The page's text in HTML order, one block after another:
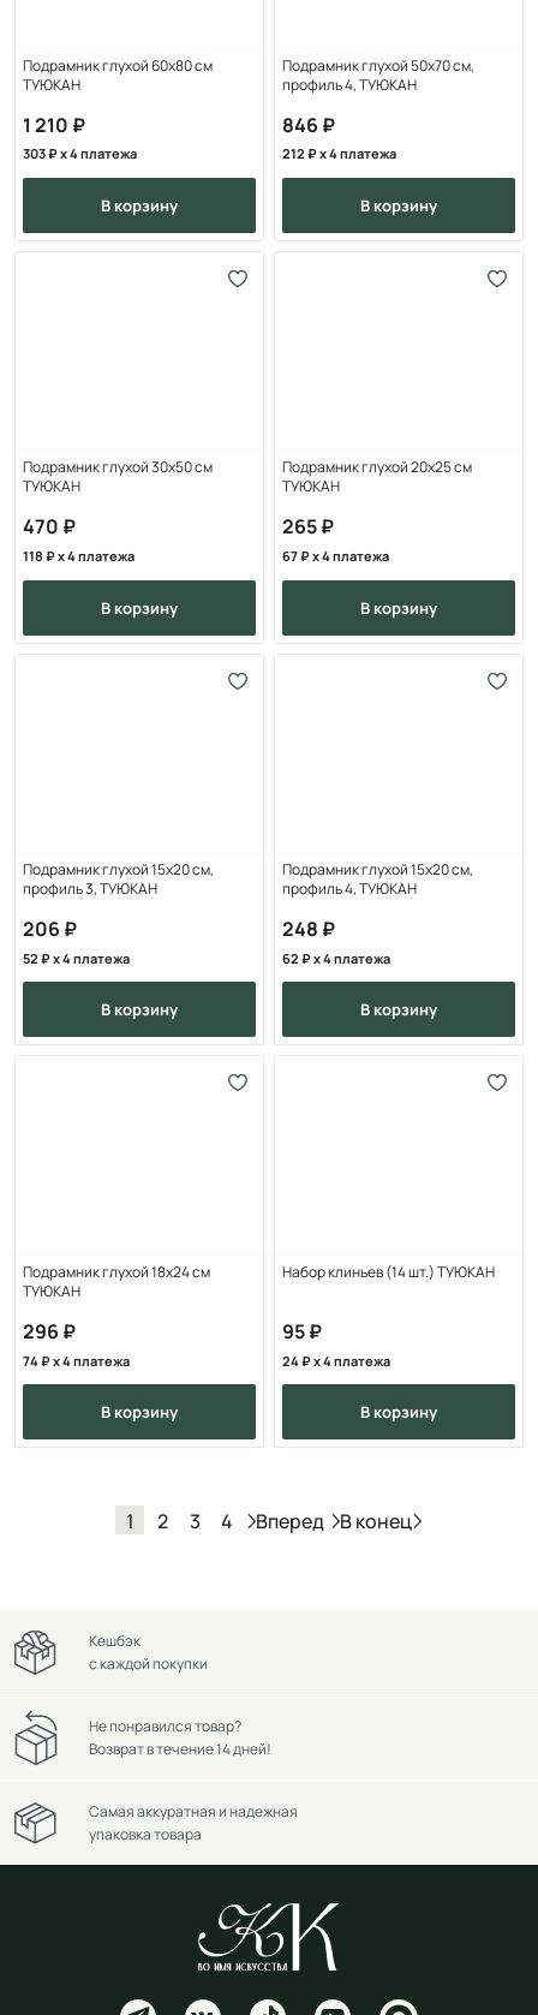
Подрамник глухой 60х80 см
ТУЮКАН
1 210
303 x 4 платежа
в корзину
Подрамник глухой 50x70 см,
профиль 4, ТУЮКАН
846
212 x 4 платежа
в корзину
Подрамник глухой 30х50 см
ТУЮКАН
470
118 x 4 платежа
в корзину
Подрамник глухой 20x25 см
ТУЮКАН
265
67 x 4 платежа
в корзину
Подрамник глухой 15x20 см,
профиль 3, ТУЮКАН
206
52 x 4 платежа
в корзину
Подрамник глухой 15x20 см,
профиль 4, ТУЮКАН
248
62 x 4 платежа
в корзину
Подрамник глухой 18х24 см
ТУЮКАН
296
74 x 4 платежа
в корзину
Набор клиньев (14 шт.) ТУЮКАН
95
24 x 4 платежа
в корзину
1 2 3 4 Вперед В конец
Кешбэк
с каждой покупки
Не понравился товар?
Возврат в течение 14 дней!
Самая аккуратная и надежная
упаковка товара